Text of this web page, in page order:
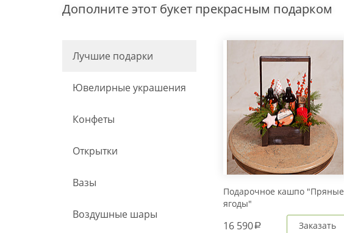
Дополните этот букет прекрасным подарком
Лучшие подарки
Ювелирные украшения
Конфеты
Открытки
Вазы
Воздушные шары
Подарочное кашпо "Пряные
ягоды"
16 590a Заказать